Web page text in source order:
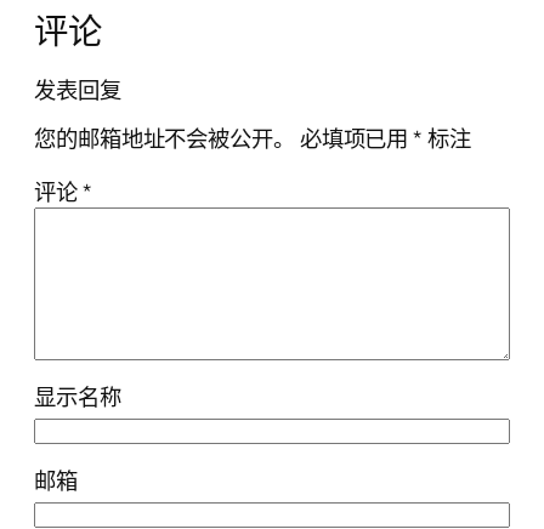
评论
发表回复
您的邮箱地址不会被公开。 必填项已用*标注
评论*
显示名称
邮箱